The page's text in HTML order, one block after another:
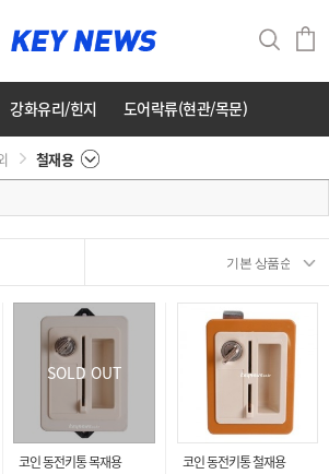
강화유리/힌지 도어락류(현관/목문)
보조키/도어크로져/방화문부속
재료 건조대/방충망/주방선반
외 서랍/캐비넷/사우나외
열쇠공구/고리 인테리어철물/공구
비중) 커뮤니티
철재용
SOLD OUT
코인 동전키통 목재용 코인 동전키통 철재용